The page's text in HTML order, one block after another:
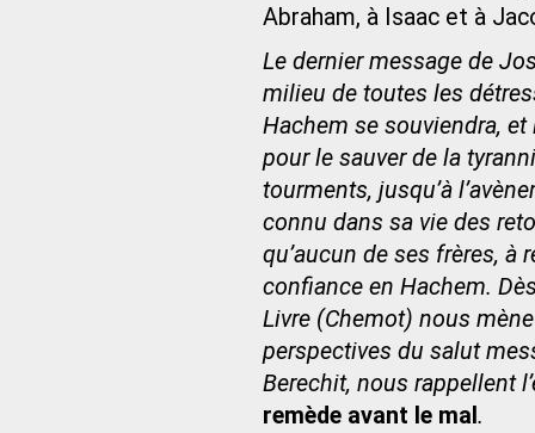
Abraham, à Isaac et à
Le dernier message de
milieu de toutes les
Hachem se souviendra,
pour le sauver de la
tourments, jusqu’à
connu dans sa vie des
qu’aucun de ses frères, à
confiance en Hachem.
Livre (Chemot) nous
perspectives du salut
Berechit, nous rappellent
remède avant le mal .